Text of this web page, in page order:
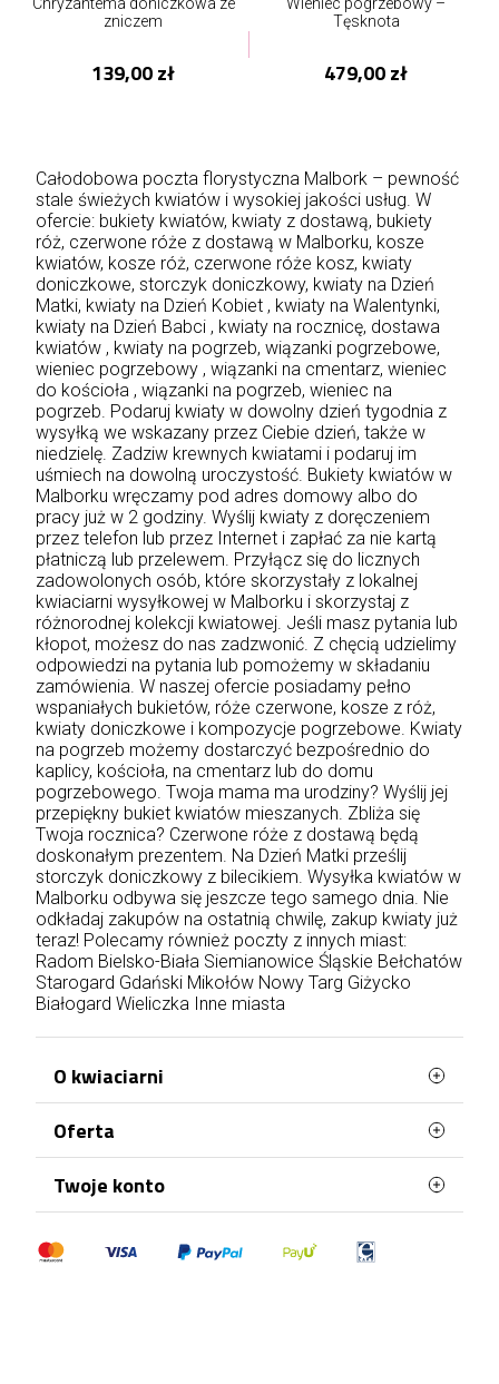
zniczem
139,00 zł
Tęsknota
479,00 zł
Całodobowa poczta florystyczna Malbork – pewność
stale świeżych kwiatów i wysokiej jakości usług. W
ofercie: bukiety kwiatów, kwiaty z dostawą, bukiety
róż, czerwone róże z dostawą w Malborku, kosze
kwiatów, kosze róż, czerwone róże kosz, kwiaty
doniczkowe, storczyk doniczkowy, kwiaty na Dzień
Matki, kwiaty na Dzień Kobiet , kwiaty na Walentynki,
kwiaty na Dzień Babci , kwiaty na rocznicę, dostawa
kwiatów , kwiaty na pogrzeb, wiązanki pogrzebowe,
wieniec pogrzebowy , wiązanki na cmentarz, wieniec
do kościoła , wiązanki na pogrzeb, wieniec na
pogrzeb. Podaruj kwiaty w dowolny dzień tygodnia z
wysyłką we wskazany przez Ciebie dzień, także w
niedzielę. Zadziw krewnych kwiatami i podaruj im
uśmiech na dowolną uroczystość. Bukiety kwiatów w
Malborku wręczamy pod adres domowy albo do
pracy już w 2 godziny. Wyślij kwiaty z doręczeniem
przez telefon lub przez Internet i zapłać za nie kartą
płatniczą lub przelewem. Przyłącz się do licznych
zadowolonych osób, które skorzystały z lokalnej
kwiaciarni wysyłkowej w Malborku i skorzystaj z
różnorodnej kolekcji kwiatowej. Jeśli masz pytania lub
kłopot, możesz do nas zadzwonić. Z chęcią udzielimy
odpowiedzi na pytania lub pomożemy w składaniu
zamówienia. W naszej ofercie posiadamy pełno
wspaniałych bukietów, róże czerwone, kosze z róż,
kwiaty doniczkowe i kompozycje pogrzebowe. Kwiaty
na pogrzeb możemy dostarczyć bezpośrednio do
kaplicy, kościoła, na cmentarz lub do domu
pogrzebowego. Twoja mama ma urodziny? Wyślij jej
przepiękny bukiet kwiatów mieszanych. Zbliża się
Twoja rocznica? Czerwone róże z dostawą będą
doskonałym prezentem. Na Dzień Matki prześlij
storczyk doniczkowy z bilecikiem. Wysyłka kwiatów w
Malborku odbywa się jeszcze tego samego dnia. Nie
odkładaj zakupów na ostatnią chwilę, zakup kwiaty już
teraz! Polecamy również poczty z innych miast:
Radom Bielsko-Biała Siemianowice Śląskie Bełchatów
Starogard Gdański Mikołów Nowy Targ Giżycko
Białogard Wieliczka Inne miasta
O kwiaciarni
Petunias.pl to wyjątkowa poczta z kwiatami,
dzięki której wyślesz przepiękne kwiaty dla bliskiej
zawsze w niskich cenach. Nasi doświadczeni
floryści dbają nawet o najmniejszy szczegół, tak
aby właśnie to Twój bukiet był jedyny w swoim
rodzaju. To co nas wyróżnia to: szybka i
Oferta
Mapa strony
Twoje konto
Zamówienia